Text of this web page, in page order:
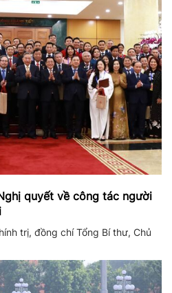
quyết về công tác người
trị, đồng chí Tổng Bí thư, Chủ